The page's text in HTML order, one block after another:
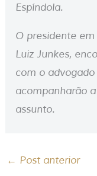
Espíndola.
O presidente
Luiz Junkes,
com o advogado
acompanharão
assunto.
← Post anterior